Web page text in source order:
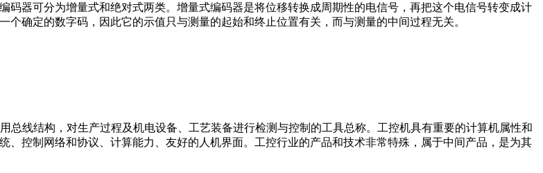
码器可分为增量式和绝对式两类。增量式编码器是将位移转换成周期性的电信号，再把这个电信号转变成计
确定的数字码，因此它的示值只与测量的起始和终止位置有关，而与测量的中间过程无关。
总线结构，对生产过程及机电设备、工艺装备进行检测与控制的工具总称。工控机具有重要的计算机属性和
、控制网络和协议、计算能力、友好的人机界面。工控行业的产品和技术非常特殊，属于中间产品，是为其